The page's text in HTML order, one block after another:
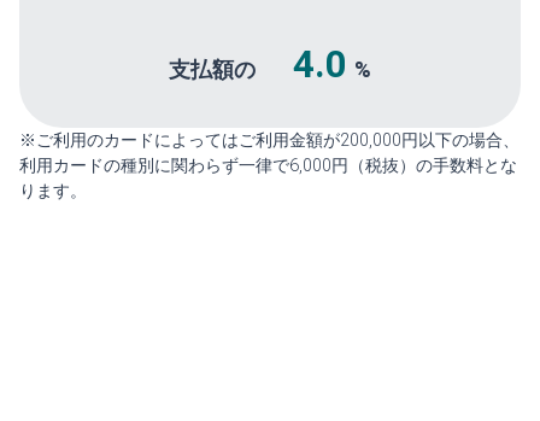
支払額の 4.0 %
※ご利用のカードによってはご利用金額が200,000円以下の場合、
利用カードの種別に関わらず一律で6,000円（税抜）の手数料とな
ります。